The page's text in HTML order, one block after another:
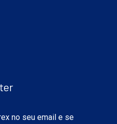
no seu email e se